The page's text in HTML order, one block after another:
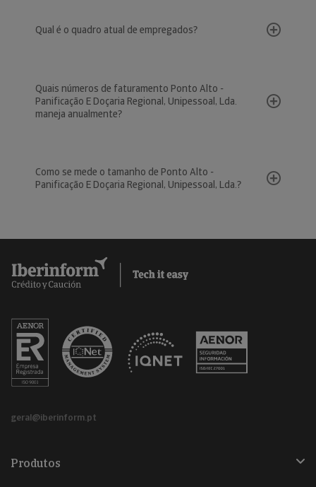
Qual é o quadro atual de empregados?
Quais números de faturamento Ponto Alto -
Panificação E Doçaria Regional, Unipessoal, Lda.
maneja anualmente?
Como se mede o tamanho de Ponto Alto -
Panificação E Doçaria Regional, Unipessoal, Lda.?
geral@iberinform.pt
Produtos